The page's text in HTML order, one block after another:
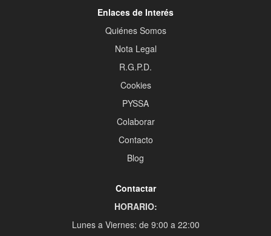
Enlaces de Interés
Quiénes Somos
Nota Legal
R.G.P.D.
Cookies
PYSSA
Colaborar
Contacto
Blog
Contactar
HORARIO:
Lunes a Viernes: de 9:00 a 22:00